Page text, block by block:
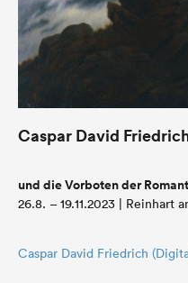
Caspar David
und die Vorboten der
26.8. – 19.11.2023 | Reinhart
Caspar David Friedrich